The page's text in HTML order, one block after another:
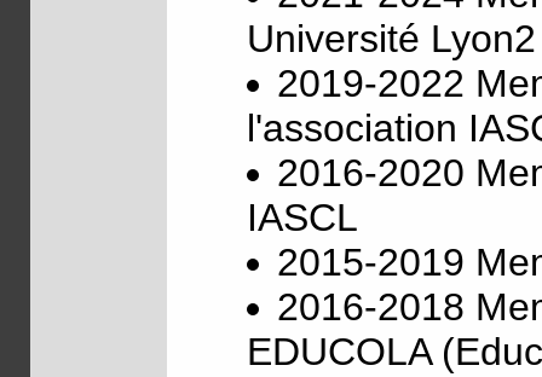
Université Lyon2
2019-2022
l'association
2016-2020
IASCL
2015-2019
2016-2018
EDUCOLA